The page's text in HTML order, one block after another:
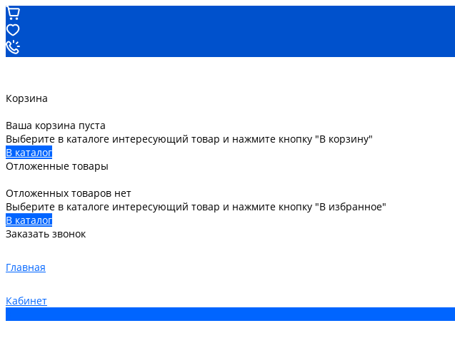
Корзина
Ваша корзина пуста
Выберите в каталоге интересующий товар и нажмите кнопку "В корзину"
В каталог
Отложенные товары
Отложенных товаров нет
Выберите в каталоге интересующий товар и нажмите кнопку "В избранное"
В каталог
Заказать звонок
Главная
Кабинет